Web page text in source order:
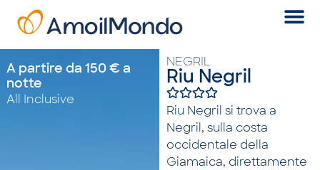
A partire da 150 € a
notte
All Inclusive
NEGRIL
Riu Negril
Riu Negril si trova a
Negril, sulla costa
occidentale della
Giamaica, direttamente